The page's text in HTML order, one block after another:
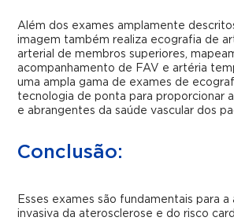
Além dos exames amplamente
imagem também realiza ecografia de
arterial de membros superiores,
acompanhamento de FAV e artéria
uma ampla gama de exames de
tecnologia de ponta para proporcionar
e abrangentes da saúde vascular dos
Conclusão:
Esses exames são fundamentais para a
invasiva da aterosclerose e do risco